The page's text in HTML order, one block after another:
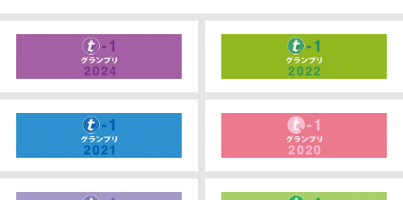
店